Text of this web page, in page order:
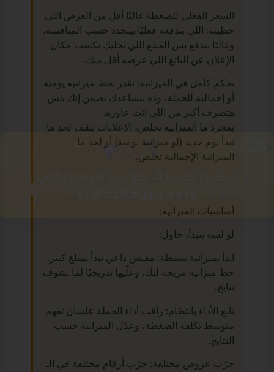
السعر الفعلي للضغطة غالبًا أقل من العرض اللي
حطيته: اللي بتدفعه فعليًا بيتحدد حسب المنافسة،
وغالبًا بتدفع بس المبلغ اللي يخليك تكسب مكان
الإعلان عن البائع اللي عرضه أقل منك.
تحكم كامل في الميزانية: تقدر تحط ميزانية يومية
أو إجمالية للحملة، وده بيساعدك تضمن إنك مش
هتصرف أكتر من اللي انت عاوزه.
بمجرد ما الميزانية تخلص، الإعلانات بتقف لحد ما
تبدأ يوم جديد (لو ميزانية يومية) أو لحد ما
الميزانية الإجمالية تخلص.
أساسيات الميزانية:
لو لسه بتبدأ، حاول:
ابدأ بميزانية بسيطة: مفيش داعي تبدأ بمبلغ كبير.
حط ميزانية مريحة ليك، وعلّيها تدريجيًا لما تشوف
نتايج.
تابع الأداء بانتظام: راقب أداء الحملة علشان تفهم
متوسط تكلفة الضغطة، وعدّل الميزانية حسب
النتايج.
جرّب عروض مختلفة: جرّب أرقام مختلفة في الـ